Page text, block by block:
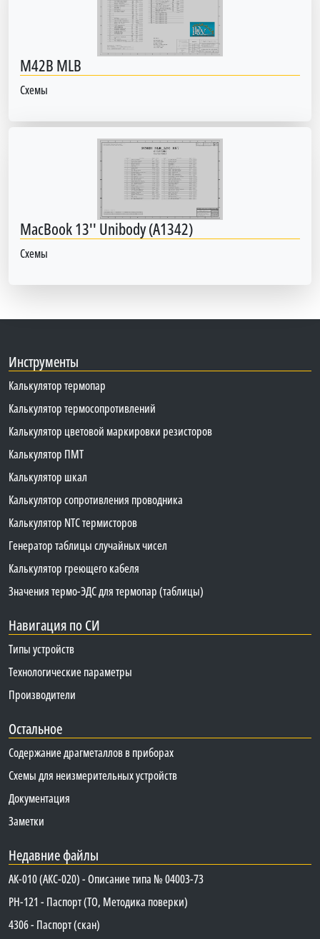
M42B MLB
Схемы
MacBook 13'' Unibody (A1342)
Схемы
Инструменты
Калькулятор термопар
Калькулятор термосопротивлений
Калькулятор цветовой маркировки резисторов
Калькулятор ПМТ
Калькулятор шкал
Калькулятор сопротивления проводника
Калькулятор NTC термисторов
Генератор таблицы случайных чисел
Калькулятор греющего кабеля
Значения термо-ЭДС для термопар (таблицы)
Навигация по СИ
Типы устройств
Технологические параметры
Производители
Остальное
Содержание драгметаллов в приборах
Схемы для неизмерительных устройств
Документация
Заметки
Недавние файлы
АК-010 (АКС-020) - Описание типа № 04003-73
PH-121 - Паспорт (ТО, Методика поверки)
4306 - Паспорт (скан)